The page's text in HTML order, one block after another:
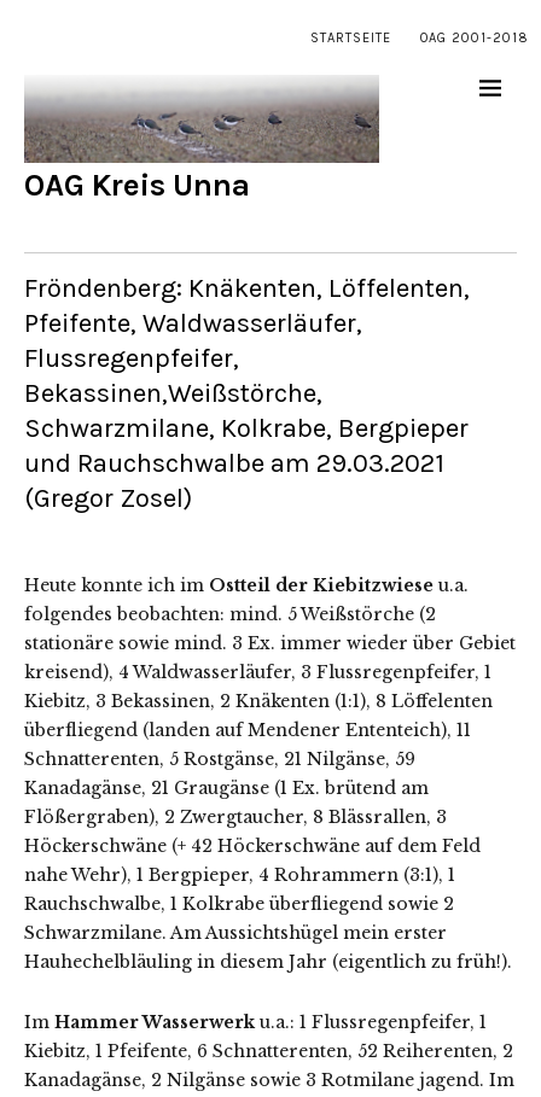
STARTSEITE OAG 2001-2018
OAG Kreis Unna
Fröndenberg: Knäkenten, Löffelenten,
Pfeifente, Waldwasserläufer,
Flussregenpfeifer,
Bekassinen,Weißstörche,
Schwarzmilane, Kolkrabe, Bergpieper
und Rauchschwalbe am 29.03.2021
(Gregor Zosel)
Heute konnte ich im Ostteil der Kiebitzwiese u.a.
folgendes beobachten: mind. 5 Weißstörche (2
stationäre sowie mind. 3 Ex. immer wieder über Gebiet
kreisend), 4 Waldwasserläufer, 3 Flussregenpfeifer, 1
Kiebitz, 3 Bekassinen, 2 Knäkenten (1:1), 8 Löffelenten
überfliegend (landen auf Mendener Ententeich), 11
Schnatterenten, 5 Rostgänse, 21 Nilgänse, 59
Kanadagänse, 21 Graugänse (1 Ex. brütend am
Flößergraben), 2 Zwergtaucher, 8 Blässrallen, 3
Höckerschwäne (+ 42 Höckerschwäne auf dem Feld
nahe Wehr), 1 Bergpieper, 4 Rohrammern (3:1), 1
Rauchschwalbe, 1 Kolkrabe überfliegend sowie 2
Schwarzmilane. Am Aussichtshügel mein erster
Hauhechelbläuling in diesem Jahr (eigentlich zu früh!).
Im Hammer Wasserwerku.a.: 1 Flussregenpfeifer, 1
Kiebitz, 1 Pfeifente, 6 Schnatterenten, 52 Reiherenten, 2
Kanadagänse, 2 Nilgänse sowie 3 Rotmilane jagend. Im